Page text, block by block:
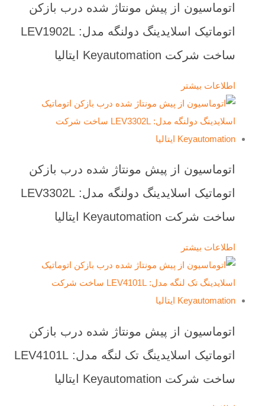
اتوماسیون از پیش مونتاژ شده درب بازکن
اتوماتیک اسلایدینگ دولنگه مدل: LEV1902L
ساخت شرکت Keyautomation ایتالیا
اطلاعات بیشتر
اتوماسیون از پیش مونتاژ شده درب بازکن
اتوماتیک اسلایدینگ دولنگه مدل: LEV3302L
ساخت شرکت Keyautomation ایتالیا
اطلاعات بیشتر
اتوماسیون از پیش مونتاژ شده درب بازکن
اتوماتیک اسلایدینگ تک لنگه مدل: LEV4101L
ساخت شرکت Keyautomation ایتالیا